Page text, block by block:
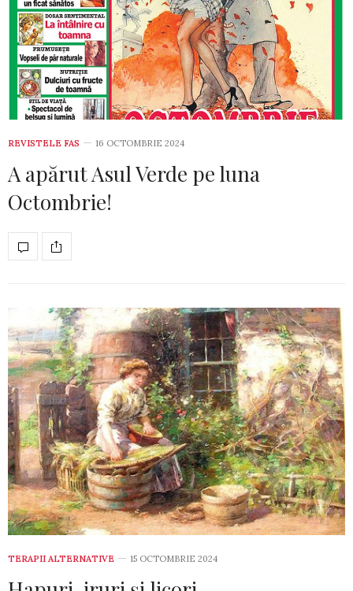
REVISTELE FAS 16 OCTOMBRIE 2024
A apărut Asul Verde pe luna
Octombrie!
TERAPII ALTERNATIVE 15 OCTOMBRIE 2024